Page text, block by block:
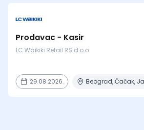
Prodavac - Kasir
LC Waikiki Retail RS d.o.o.
29.08.2026.